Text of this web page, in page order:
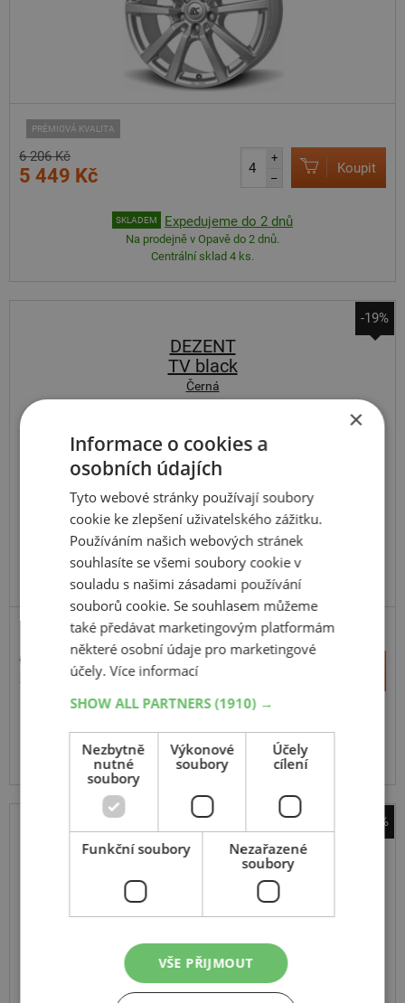
PRÉMIOVÁ KVALITA
6 206 Kč
5 449 Kč
+
–
Koupit
SKLADEM Expedujeme do 2 dnů
Na prodejně v Opavě do 2 dnů.
Centrální sklad 4 ks.
-19%
DEZENT
TV black
Černá
PRÉMIOVÁ KVALITA
6 540 Kč
5 281 Kč
Na prodejně v Opavě do 5 dnů.
Centrální sklad 20 ks.
-21%
DOTZ
8 18 5x114.3 ET 40
×
Informace o cookies a
osobních údajích
Tyto webové stránky používají soubory
cookie ke zlepšení uživatelského zážitku.
Používáním našich webových stránek
souhlasíte se všemi soubory cookie v
souladu s našimi zásadami používání
souborů cookie. Se souhlasem můžeme
také předávat marketingovým platformám
některé osobní údaje pro marketingové
účely.Více informací
SHOW ALL PARTNERS(1910) →
Nezbytně
nutné
soubory
Výkonové
soubory
Účely
cílení
Funkční soubory
Nezařazené
soubory
VŠE PŘIJMOUT